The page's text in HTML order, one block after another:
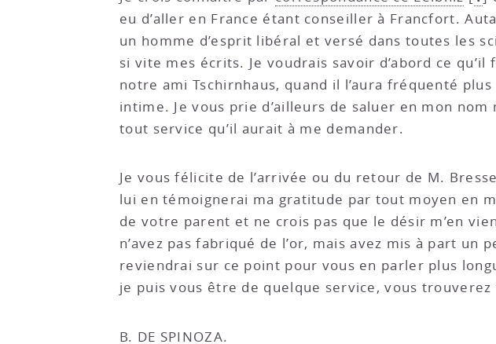
eu d’aller en France étant conseiller à Francfort.
un homme d’esprit libéral et versé dans toutes les
si vite mes écrits. Je voudrais savoir d’abord ce
notre ami Tschirnhaus, quand il l’aura fréquenté
intime. Je vous prie d’ailleurs de saluer en mon
tout service qu’il aurait à me demander.
Je vous félicite de l’arrivée ou du retour de M.
lui en témoignerai ma gratitude par tout moyen en
de votre parent et ne crois pas que le désir m’en
n’avez pas fabriqué de l’or, mais avez mis à part un
reviendrai sur ce point pour vous en parler plus
je puis vous être de quelque service, vous
B. DE SPINOZA.